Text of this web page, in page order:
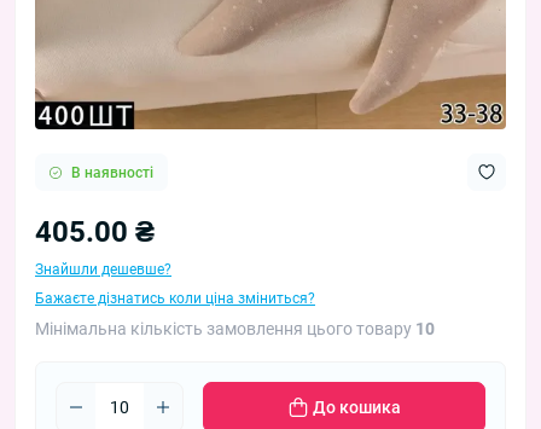
В наявності
405.00 ₴
Знайшли дешевше?
Бажаєте дізнатись коли ціна зміниться?
Мінімальна кількість замовлення цього товару 10
До кошика